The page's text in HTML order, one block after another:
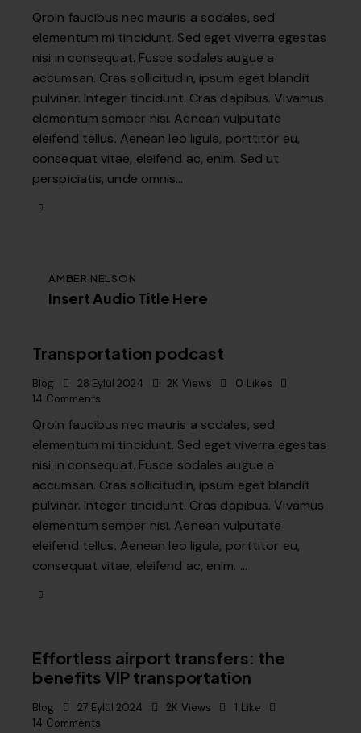
Qroin faucibus nec mauris a sodales, sed
elementum mi tincidunt. Sed eget viverra egestas
nisi in consequat. Fusce sodales augue a
accumsan. Cras sollicitudin, ipsum eget blandit
pulvinar. Integer tincidunt. Cras dapibus. Vivamus
elementum semper nisi. Aenean vulputate
eleifend tellus. Aenean leo ligula, porttitor eu,
consequat vitae, eleifend ac, enim. Sed ut
perspiciatis, unde omnis…
AMBER NELSON
Insert Audio Title Here
Transportation podcast
Blog 28 Eylül 2024 2K Views 0 Likes
14 Comments
Qroin faucibus nec mauris a sodales, sed
elementum mi tincidunt. Sed eget viverra egestas
nisi in consequat. Fusce sodales augue a
accumsan. Cras sollicitudin, ipsum eget blandit
pulvinar. Integer tincidunt. Cras dapibus. Vivamus
elementum semper nisi. Aenean vulputate
eleifend tellus. Aenean leo ligula, porttitor eu,
consequat vitae, eleifend ac, enim. …
Effortless airport transfers: the
benefits VIP transportation
Blog 27 Eylül 2024 2K Views 1 Like
14 Comments